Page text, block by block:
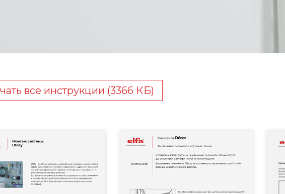
все инструкции (3366 КБ)